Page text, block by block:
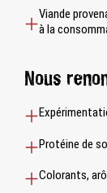
Viande
à la
Nous
Protéine de
Colorants,